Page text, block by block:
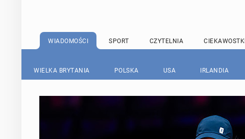
WIADOMOŚCI SPORT CZYTELNIA CIEKAWOSTKI
WIELKA BRYTANIA POLSKA USA IRLANDIA